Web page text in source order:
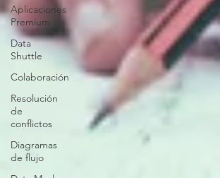
Aplicaciones
Premium
Data
Shuttle
Colaboración
Resolución
de
conflictos
Diagramas
de flujo